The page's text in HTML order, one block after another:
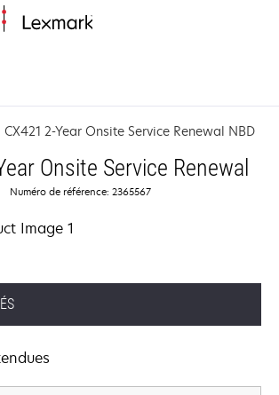
CX421 2-Year Onsite Service Renewal NBD
Onsite Service Renewal
Numéro de référence: 2365567